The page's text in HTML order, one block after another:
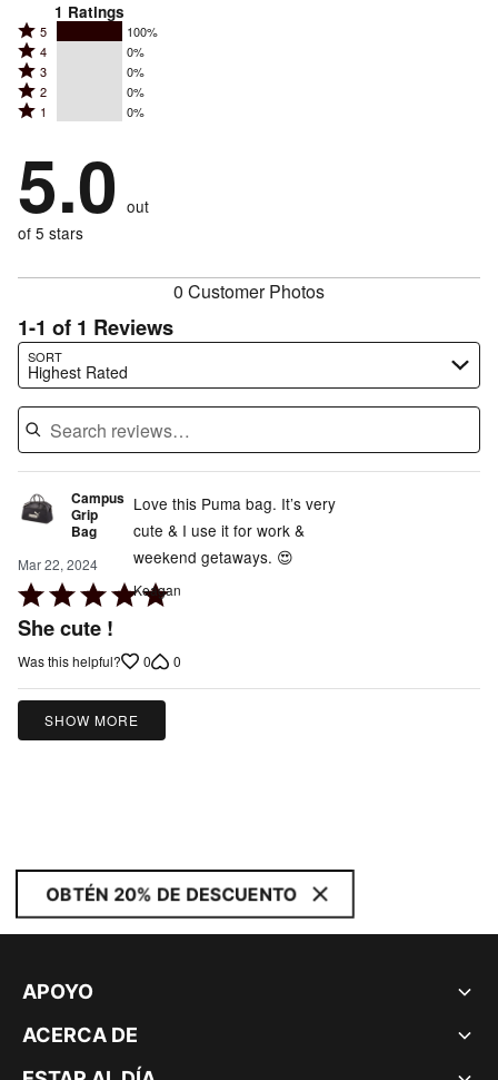
1 Ratings
Rated
5
stars
by
of
reviewers
5 100%
Rated
4
stars
by
of
reviewers
4 0%
Rated
3
stars
0%
of
reviewers
3 0%
Rated
2
by
0%
of
reviewers
2 0%
Rated
stars
by
0%
of
1 0%
5.0 out
of 5 stars
0 Customer Photos
1-1 of 1 Reviews
SORT
Highest Rated
Search reviews…
Campus
Grip
Bag
Mar 22, 2024
Rated
5
of
5
She cute !
Love this Puma bag. It’s very
cute & I use it for work &
weekend getaways. 😍
Keagan
Was this helpful? 0 0
SHOW MORE
OBTÉN 20% DE DESCUENTO
APOYO
ACERCA DE